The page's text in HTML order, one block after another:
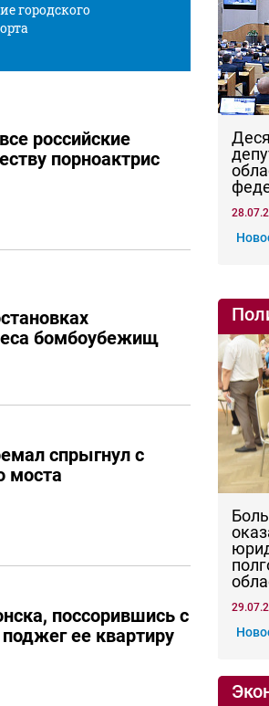
городского
Красной нитью
российские
порноактрис
бомбоубежищ
спрыгнул с
моста
поссорившись с
ее квартиру